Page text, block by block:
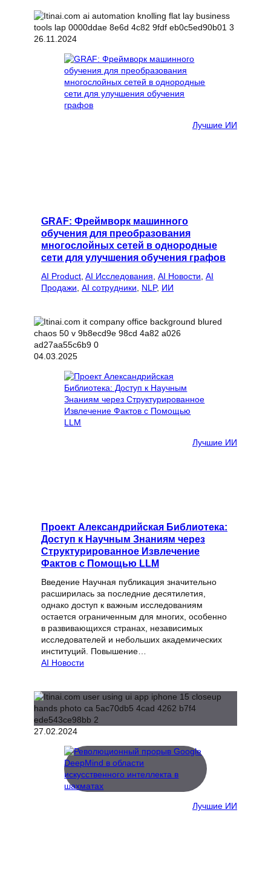
26.11.2024
Лучшие ИИ
GRAF: Фреймворк машинного
обучения для преобразования
многослойных сетей в однородные
сети для улучшения обучения графов
AI Product AI Исследования AI Новости AI
Продажи AI сотрудники NLP, ИИ
04.03.2025
Лучшие ИИ
Проект Александрийская Библиотека:
Доступ к Научным Знаниям через
Структурированное Извлечение
Фактов с Помощью LLM
Введение Научная публикация значительно
расширилась за последние десятилетия,
однако доступ к важным исследованиям
остается ограниченным для многих, особенно
в развивающихся странах, независимых
исследователей и небольших академических
институций. Повышение…
AI Новости
27.02.2024
Лучшие ИИ